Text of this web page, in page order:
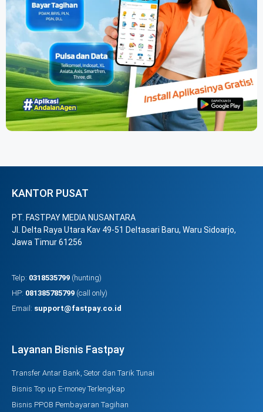
KANTOR PUSAT
PT. FASTPAY MEDIA NUSANTARA
Jl. Delta Raya Utara Kav 49-51 Deltasari Baru, Waru Sidoarjo,
Jawa Timur 61256
Telp: 0318535799 (hunting)
HP: 081385785799 (call only)
Email: support@fastpay.co.id
Layanan Bisnis Fastpay
Transfer Antar Bank, Setor dan Tarik Tunai
Bisnis Top up E-money Terlengkap
Bisnis PPOB Pembayaran Tagihan